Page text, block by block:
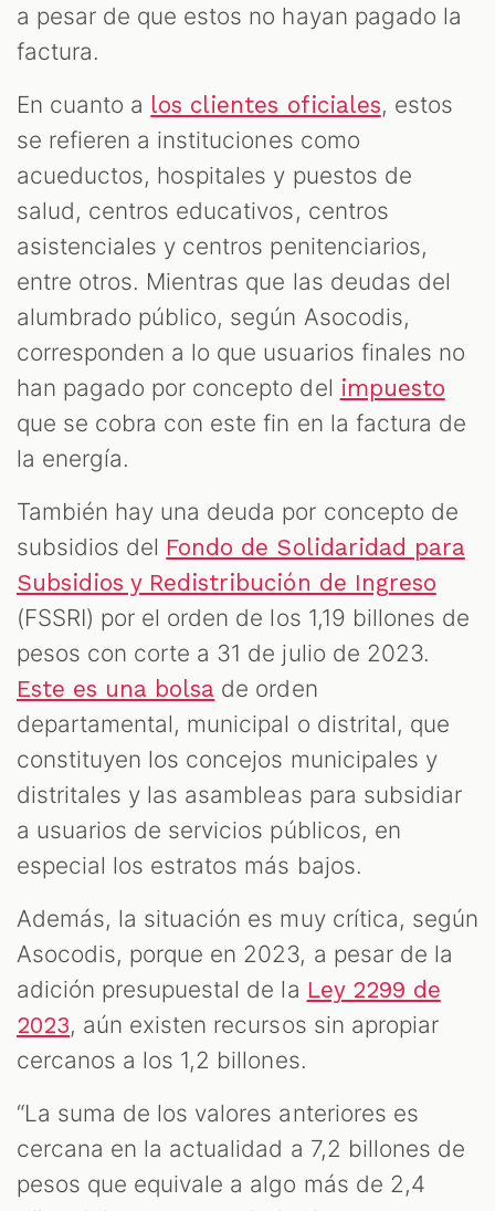
a pesar de que estos no hayan pagado la
factura.
En cuanto a los clientes oficiales, estos
se refieren a instituciones como
acueductos, hospitales y puestos de
salud, centros educativos, centros
asistenciales y centros penitenciarios,
entre otros. Mientras que las deudas del
alumbrado público, según Asocodis,
corresponden a lo que usuarios finales no
han pagado por concepto del impuesto
que se cobra con este fin en la factura de
la energía.
También hay una deuda por concepto de
subsidios del Fondo de Solidaridad para
Subsidios y Redistribución de Ingreso
(FSSRI) por el orden de los 1,19 billones de
pesos con corte a 31 de julio de 2023.
Este es una bolsa de orden
departamental, municipal o distrital, que
constituyen los concejos municipales y
distritales y las asambleas para subsidiar
a usuarios de servicios públicos, en
especial los estratos más bajos.
Además, la situación es muy crítica, según
Asocodis, porque en 2023, a pesar de la
adición presupuestal de la Ley 2299 de
2023, aún existen recursos sin apropiar
cercanos a los 1,2 billones.
“La suma de los valores anteriores es
cercana en la actualidad a 7,2 billones de
pesos que equivale a algo más de 2,4